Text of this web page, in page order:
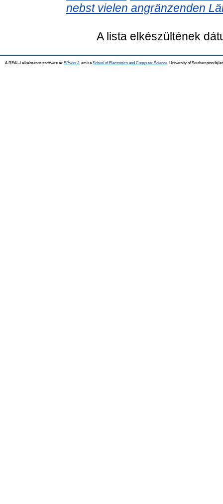
nebst vielen angränzenden
A lista elkészültének
A REAL-I alkalmazott szoftvere az EPrints 3, amit a School of Electronics and Computer Science , University of Southampton